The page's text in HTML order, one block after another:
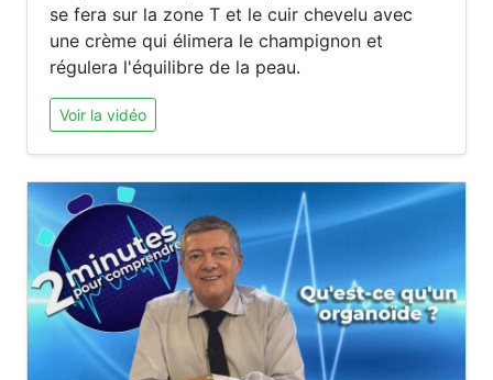
se fera sur la zone T et le cuir chevelu avec
une crème qui élimera le champignon et
régulera l'équilibre de la peau.
Voir la vidéo